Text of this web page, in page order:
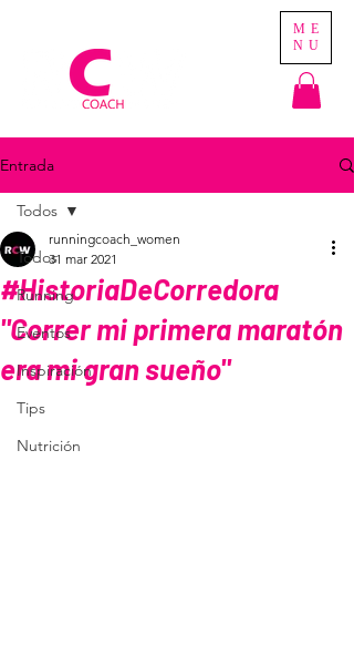
ME
NU
Entrada
Todos
Running
Eventos
Inspiración
Tips
Nutrición
Todos
#HistoriaDeCorredora
"Correr mi primera maratón
era mi gran sueño"
runningcoach_women
31 mar 2021